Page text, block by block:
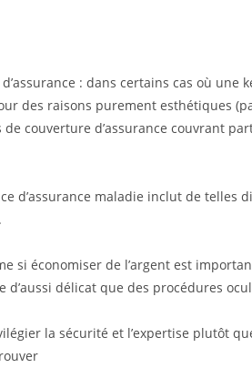
: dans certains cas où
des raisons purement esthétiques
couverture d’assurance couvrant
d’assurance maladie inclut de
si économiser de l’argent est
d’aussi délicat que des procédures
la sécurité et l’expertise plutôt